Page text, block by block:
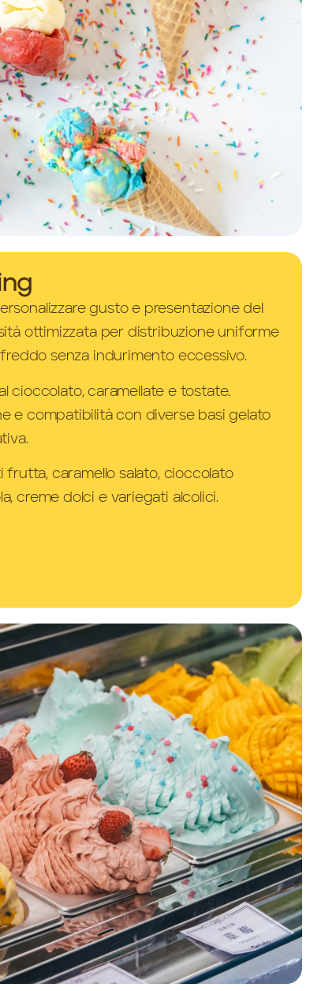
gusto e presentazione del
ottimizzata per distribuzione uniforme
senza indurimento eccessivo.
cioccolato, caramellate e tostate.
e compatibilità con diverse basi gelato
caramello salato, cioccolato
creme dolci e variegati alcolici.